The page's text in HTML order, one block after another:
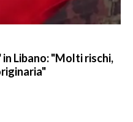
in Libano: "Molti rischi,